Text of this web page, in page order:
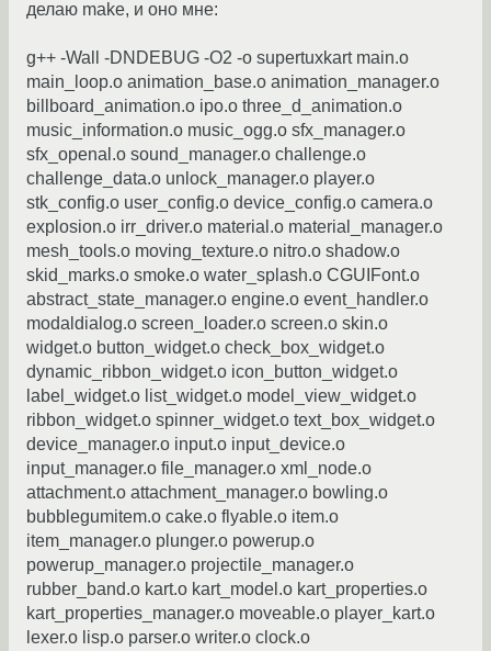
делаю make, и оно мне:
g++ -Wall -DNDEBUG -O2 -o supertuxkart main.o
main_loop.o animation_base.o animation_manager.o
billboard_animation.o ipo.o three_d_animation.o
music_information.o music_ogg.o sfx_manager.o
sfx_openal.o sound_manager.o challenge.o
challenge_data.o unlock_manager.o player.o
stk_config.o user_config.o device_config.o camera.o
explosion.o irr_driver.o material.o material_manager.o
mesh_tools.o moving_texture.o nitro.o shadow.o
skid_marks.o smoke.o water_splash.o CGUIFont.o
abstract_state_manager.o engine.o event_handler.o
modaldialog.o screen_loader.o screen.o skin.o
widget.o button_widget.o check_box_widget.o
dynamic_ribbon_widget.o icon_button_widget.o
label_widget.o list_widget.o model_view_widget.o
ribbon_widget.o spinner_widget.o text_box_widget.o
device_manager.o input.o input_device.o
input_manager.o file_manager.o xml_node.o
attachment.o attachment_manager.o bowling.o
bubblegumitem.o cake.o flyable.o item.o
item_manager.o plunger.o powerup.o
powerup_manager.o projectile_manager.o
rubber_band.o kart.o kart_model.o kart_properties.o
kart_properties_manager.o moveable.o player_kart.o
lexer.o lisp.o parser.o writer.o clock.o